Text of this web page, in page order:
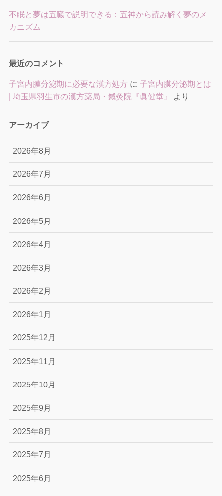
不眠と夢は五臓で説明できる：五神から読み解く夢のメ
カニズム
最近のコメント
子宮内膜分泌期に必要な漢方処方に 子宮内膜分泌期とは
| 埼玉県羽生市の漢方薬局・鍼灸院『眞健堂』
より
アーカイブ
2026年8月
2026年7月
2026年6月
2026年5月
2026年4月
2026年3月
2026年2月
2026年1月
2025年12月
2025年11月
2025年10月
2025年9月
2025年8月
2025年7月
2025年6月